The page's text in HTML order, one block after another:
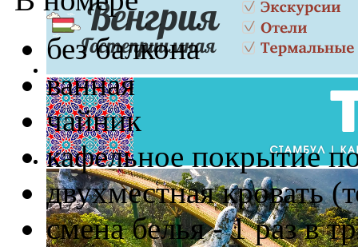
без балкона
ванная
чайник
кафельное покрытие
двухместная кровать
смена белья - 1 раз в